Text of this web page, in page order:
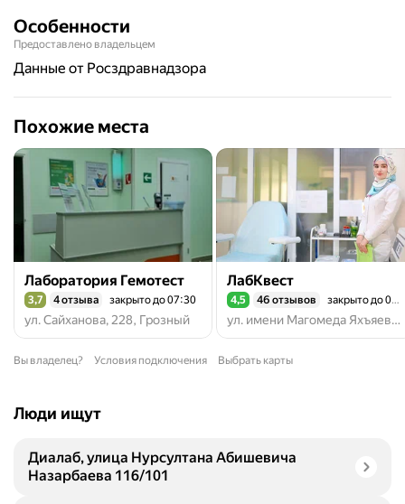
Особенности
Предоставлено владельцем
данные от Росздравнадзора
Похожие места
Лаборатория Гемотест
Рейтинг 3,7 из 5
3,7 4 отзыва закрыто до 07:30
ул. Сайханова, 228, Грозный
ЛабКвест
Рейтинг 4,5 из 5
4,5 46 отзывов закрыто до 08:00
ул. имени Магомеда Яхъяевича Узуева, 58, Грозный
Вы владелец? Условия подключения Выбрать карты
Люди ищут
Диалаб, улица Нурсултана Абишевича
Назарбаева 116/101